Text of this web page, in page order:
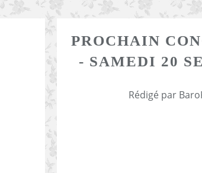
PROCHAIN
- SAMEDI 20
Rédigé par